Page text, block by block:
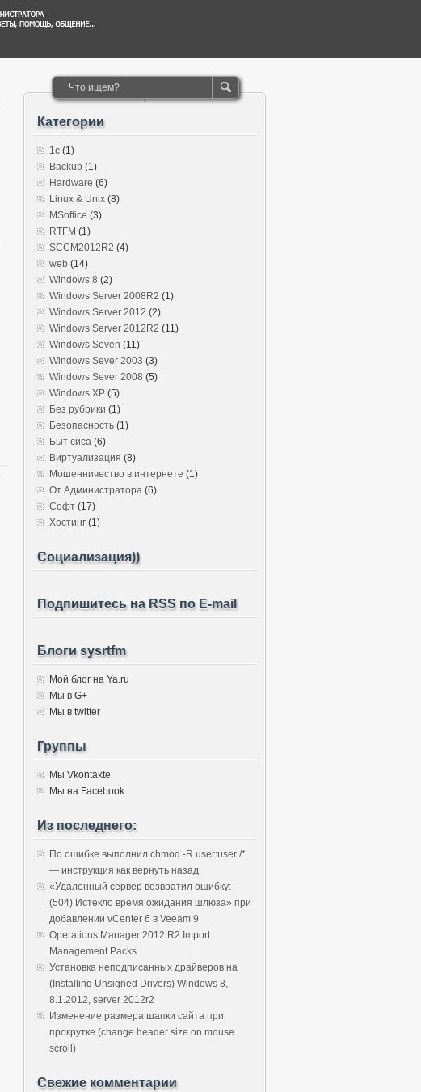
Категории
1c (1)
Backup (1)
Hardware (6)
Linux & Unix (8)
MSoffice (3)
RTFM (1)
SCCM2012R2 (4)
web (14)
Windows 8 (2)
Windows Server 2008R2 (1)
Windows Server 2012 (2)
Windows Server 2012R2 (11)
Windows Seven (11)
Windows Sever 2003 (3)
Windows Sever 2008 (5)
Windows XP (5)
Без рубрики (1)
Безопасность (1)
Быт сиса (6)
Виртуализация (8)
Мошенничество в интернете (1)
От Администратора (6)
Софт (17)
Хостинг (1)
Социализация))
Подпишитесь на RSS по E-mail
Блоги sysrtfm
Мой блог на Ya.ru
Мы в G+
Мы в twitter
Группы
Мы Vkontakte
Мы на Facebook
Из последнего:
По ошибке выполнил chmod -R user:user /*
— инструкция как вернуть назад
«Удаленный сервер возвратил ошибку:
(504) Истекло время ожидания шлюза» при
добавлении vCenter 6 в Veeam 9
Operations Manager 2012 R2 Import
Management Packs
Установка неподписанных драйверов на
(Installing Unsigned Drivers) Windows 8,
8.1.2012, server 2012r2
Изменение размера шапки сайта при
прокрутке (change header size on mouse
scroll)
Свежие комментарии